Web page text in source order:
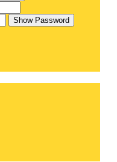
Show Password